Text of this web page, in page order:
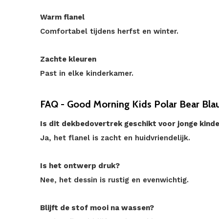
Warm flanel
Comfortabel tijdens herfst en winter.
Zachte kleuren
Past in elke kinderkamer.
FAQ - Good Morning Kids Polar Bear
Is dit dekbedovertrek geschikt voor jonge
Ja, het flanel is zacht en huidvriendelijk.
Is het ontwerp druk?
Nee, het dessin is rustig en evenwichtig.
Blijft de stof mooi na wassen?